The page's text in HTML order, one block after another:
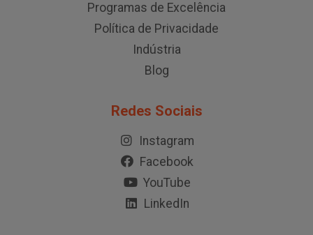
Programas de Excelência
Política de Privacidade
Indústria
Blog
Redes Sociais
Instagram
Facebook
YouTube
LinkedIn